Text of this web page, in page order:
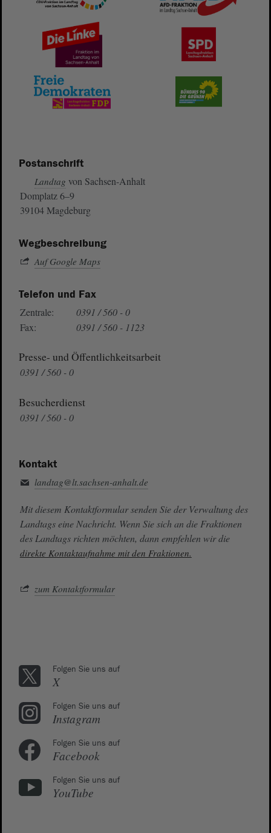
Postanschrift
Landtag von Sachsen-Anhalt
Domplatz 6–9
39104 Magdeburg
Wegbeschreibung
Auf Google Maps
Telefon und Fax
Zentrale:
0391 / 560 - 0
Fax:
0391 / 560 - 1123
Presse- und Öffentlichkeitsarbeit
0391 / 560 - 0
Besucherdienst
0391 / 560 - 0
Kontakt
landtag@lt.sachsen-anhalt.de
Mit diesem Kontaktformular senden Sie der Verwaltung des
Landtags eine Nachricht. Wenn Sie sich an die Fraktionen
des Landtags richten möchten, dann empfehlen wir die
direkte Kontaktaufnahme mit den Fraktionen.
zum Kontaktformular
Folgen Sie uns auf
X
Folgen Sie uns auf
Instagram
Folgen Sie uns auf
Facebook
Folgen Sie uns auf
YouTube